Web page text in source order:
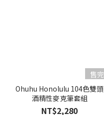
售完
Ohuhu Honolulu 104色雙頭
酒精性麥克筆套組
NT$2,280